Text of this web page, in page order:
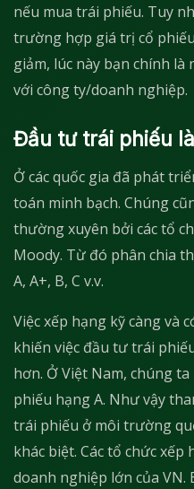
nếu mua trái phiếu. Tuy
trường hợp giá trị cổ
giảm, lúc này bạn chính
với công ty/doanh nghiệp.
Đầu tư trái phiếu
Ở các quốc gia đã phát
toán minh bạch. Chúng
thường xuyên bởi các tổ
Moody. Từ đó phân chia
A, A+, B, C v.v.
Việc xếp hạng kỹ càng và
khiến việc đầu tư trái
hơn. Ở Việt Nam, chúng
phiếu hạng A. Như vậy
trái phiếu ở môi trường
khác biệt. Các tổ chức xếp
doanh nghiệp lớn của